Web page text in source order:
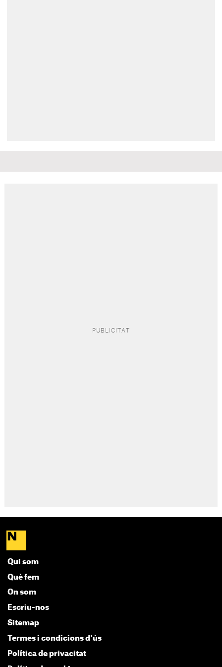
Qui som
Què fem
On som
Escriu-nos
Sitemap
Termes i condicions d'ús
Política de privacitat